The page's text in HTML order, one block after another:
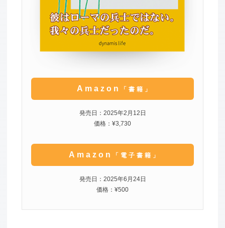
Amazon 「書籍」
発売日：2025年2月12日
価格：¥3,730
Amazon 「電子書籍」
発売日：2025年6月24日
価格：¥500